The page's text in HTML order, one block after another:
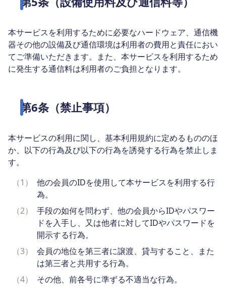
本サービスを利用するために必要なハードウェア、通信機
器その他の設備及び通信環境は利用者の費用と責任におい
てご準備いただきます。また、本サービスを利用するため
に発生する通信料は利用者のご負担となります。
第6条（禁止事項）
本サービスの利用に関し、基本利用規約に定めるもののほ
か、以下の行為及び以下の行為を誘発する行為を禁止しま
す。
（1）
他の会員のIDを使用して本サービスを利用する行
為。
（2）
手段の如何を問わず、他の会員からIDやパスワー
ドを入手し、又は他者に対してIDやパスワードを
開示する行為。
（3）
会員の地位を第三者に譲渡、貸与すること、また
は第三者と共用する行為。
（4）
その他、前各号に準ずる不適当な行為。